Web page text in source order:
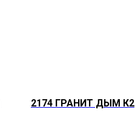
2174 ГРАНИТ ДЫМ К2